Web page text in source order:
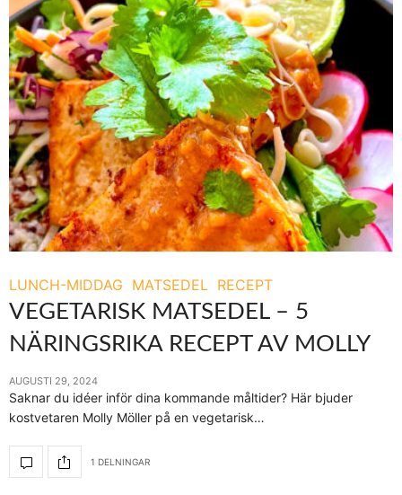
LUNCH-MIDDAG MATSEDEL RECEPT
VEGETARISK MATSEDEL – 5
NÄRINGSRIKA RECEPT AV MOLLY
AUGUSTI 29, 2024
Saknar du idéer inför dina kommande måltider? Här bjuder
kostvetaren Molly Möller på en vegetarisk…
1 DELNINGAR